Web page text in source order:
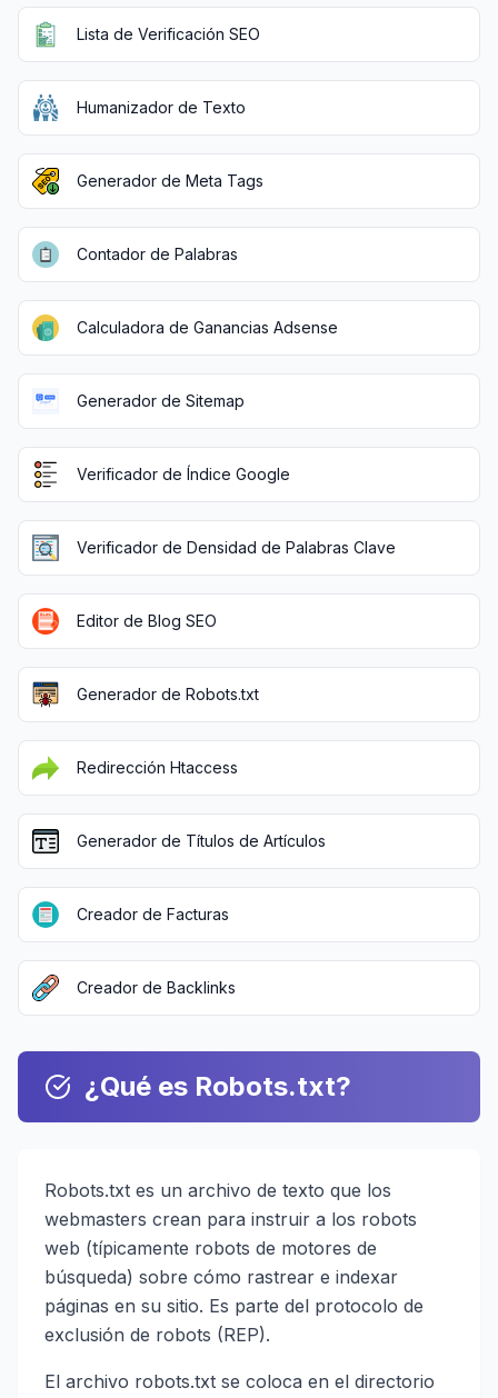
Lista de Verificación SEO
Humanizador de Texto
Generador de Meta Tags
Contador de Palabras
Calculadora de Ganancias Adsense
Generador de Sitemap
Verificador de Índice Google
Verificador de Densidad de Palabras Clave
Editor de Blog SEO
Generador de Robots.txt
Redirección Htaccess
Generador de Títulos de Artículos
Creador de Facturas
Creador de Backlinks
¿Qué es Robots.txt?
Robots.txt es un archivo de texto que los
webmasters crean para instruir a los robots
web (típicamente robots de motores de
búsqueda) sobre cómo rastrear e indexar
páginas en su sitio. Es parte del protocolo de
exclusión de robots (REP).
El archivo robots.txt se coloca en el directorio